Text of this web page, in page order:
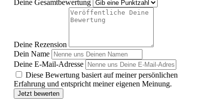
Deine Gesamtbewertung
Deine Rezension
Dein Name
Deine E-Mail-Adresse
Diese Bewertung basiert auf meiner persönlichen
Erfahrung und entspricht meiner eigenen Meinung.
Jetzt bewerten